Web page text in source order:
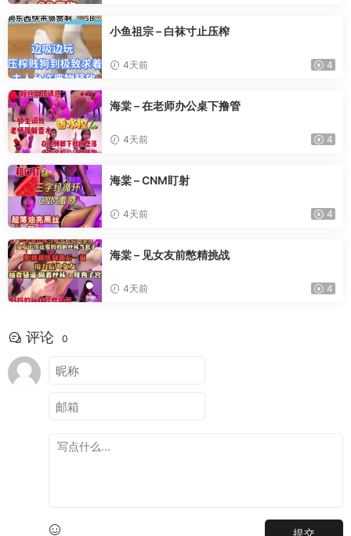
小鱼祖宗 – 白袜寸止压榨
4天前 4
海棠 – 在老师办公桌下撸管
4天前 4
海棠 – CNM盯射
4天前 4
海棠 – 见女友前憋精挑战
4天前 4
评论 0
提交